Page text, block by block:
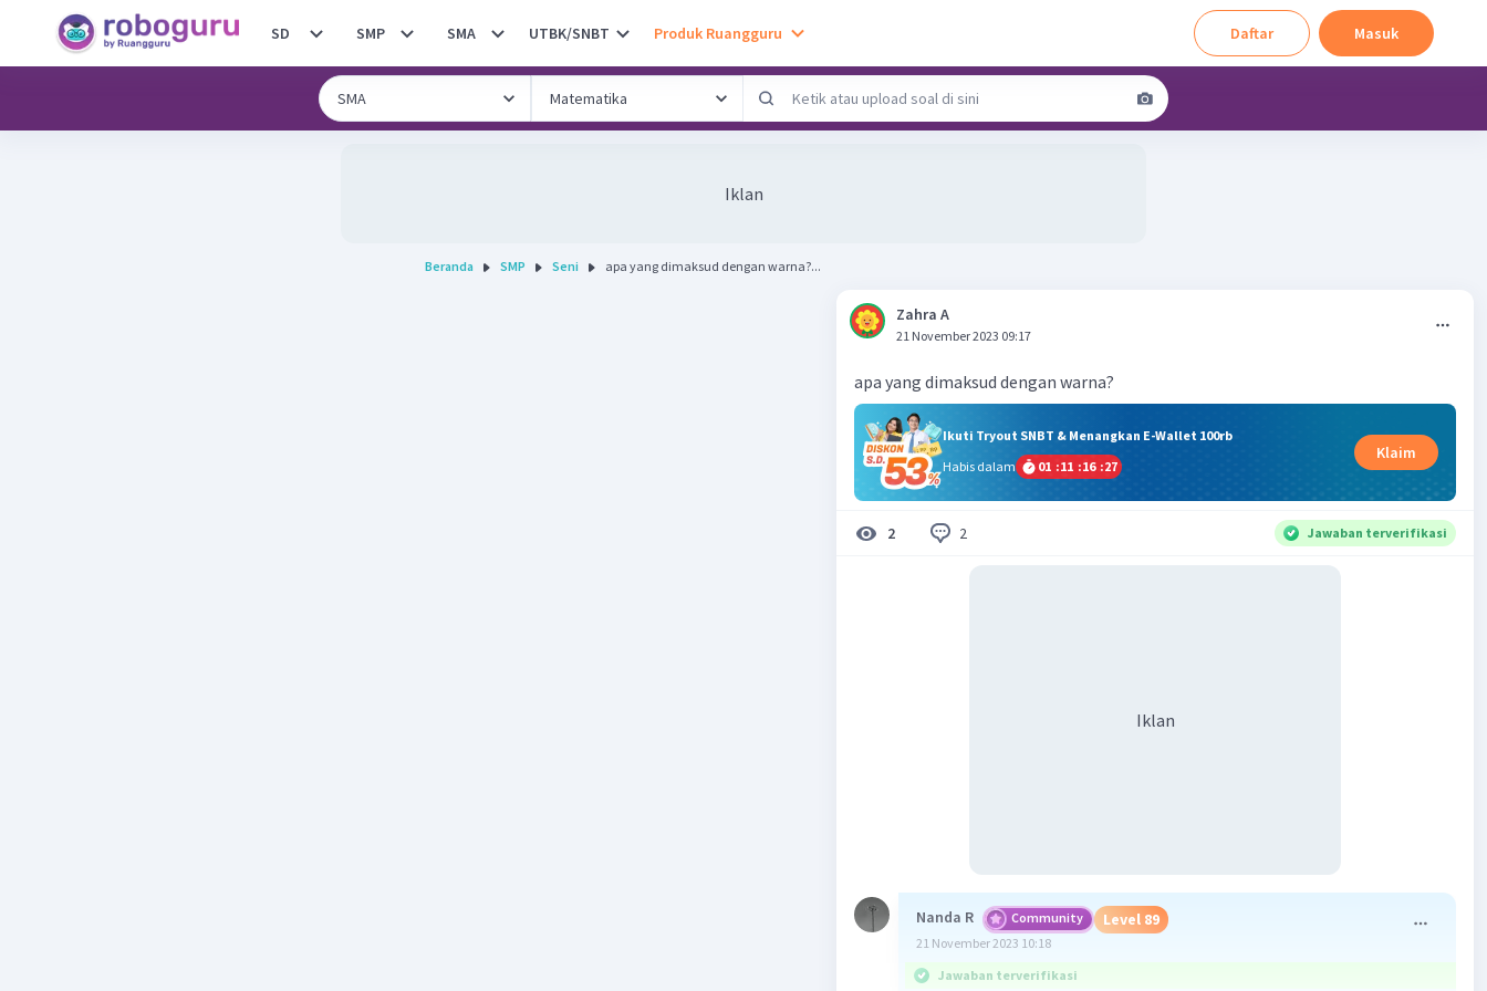
SD SMP SMA UTBK/SNBT Produk Ruangguru Daftar Masuk
Iklan
Beranda SMP Seni apa yang dimaksud dengan warna?...
Zahra A
21 November 2023 09:17
apa yang dimaksud dengan warna?
Ikuti Tryout SNBT & Menangkan E-Wallet 100rb
Habis dalam
01 :11 :16 :27
Klaim
2 2 Jawaban terverifikasi
Iklan
Nanda R Community Level 89
21 November 2023 10:18
Jawaban terverifikasi